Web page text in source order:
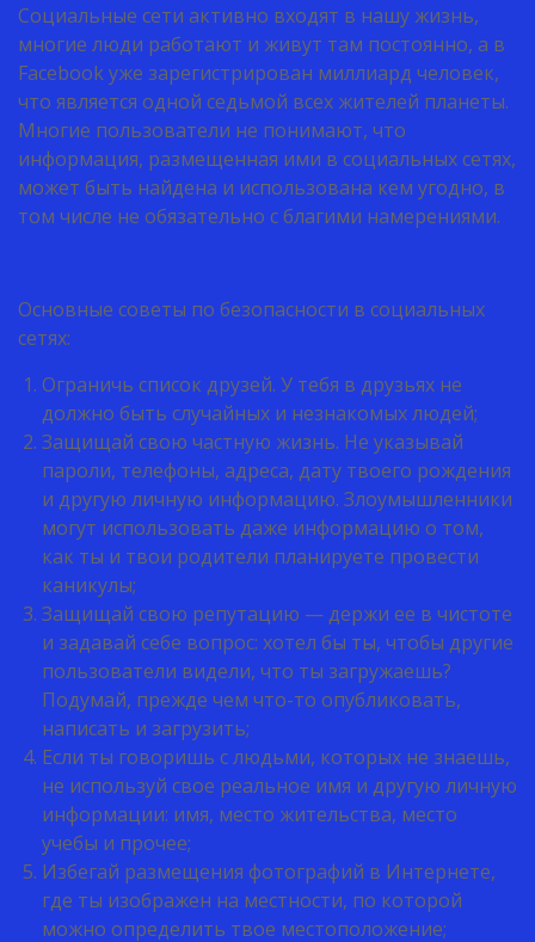
Социальные сети активно входят в нашу жизнь,
многие люди работают и живут там постоянно, а в
Facebook уже зарегистрирован миллиард человек,
что является одной седьмой всех жителей планеты.
Многие пользователи не понимают, что
информация, размещенная ими в социальных сетях,
может быть найдена и использована кем угодно, в
том числе не обязательно с благими намерениями.
Основные советы по безопасности в социальных
сетях:
Ограничь список друзей. У тебя в друзьях не
должно быть случайных и незнакомых людей;
Защищай свою частную жизнь. Не указывай
пароли, телефоны, адреса, дату твоего рождения
и другую личную информацию. Злоумышленники
могут использовать даже информацию о том,
как ты и твои родители планируете провести
каникулы;
Защищай свою репутацию — держи ее в чистоте
и задавай себе вопрос: хотел бы ты, чтобы другие
пользователи видели, что ты загружаешь?
Подумай, прежде чем что-то опубликовать,
написать и загрузить;
Если ты говоришь с людьми, которых не знаешь,
не используй свое реальное имя и другую личную
информации: имя, место жительства, место
учебы и прочее;
Избегай размещения фотографий в Интернете,
где ты изображен на местности, по которой
можно определить твое местоположение;